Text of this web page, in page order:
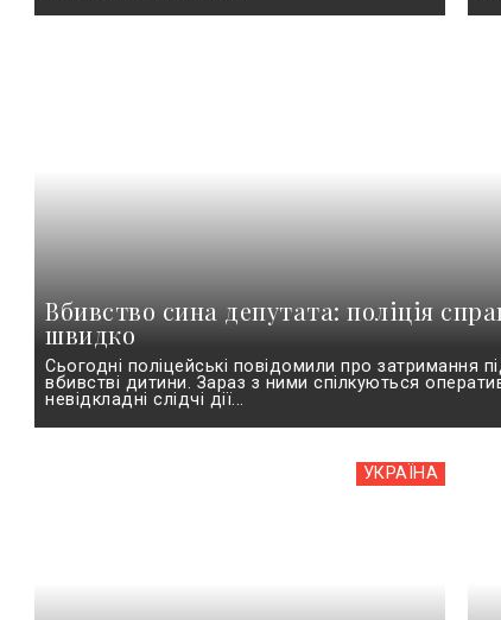
Вбивство сина депутата: поліція
швидко
Сьогодні поліцейські повідомили про затримання
вбивстві дитини. Зараз з ними спілкуються
невідкладні слідчі дії...
УКРАЇНА